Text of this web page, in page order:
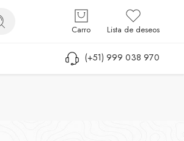
Iniciar sesión / Registrarse
Carro Lista de deseos
(+51) 999 038 970